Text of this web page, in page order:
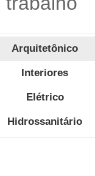
Arquitetônico
Interiores
Elétrico
Hidrossanitário